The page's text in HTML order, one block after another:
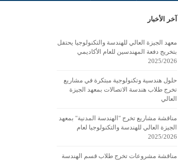
آخر الأخبار
معهد الجيزة العالي للهندسة والتكنولوجيا يحتفل
بتخريج دفعة المهندسين للعام الأكاديمي
2025/2026
حلول هندسية وتكنولوجية مبتكرة في مشاريع
تخرج طلاب هندسة الاتصالات بمعهد الجيزة
العالي
مناقشة مشاريع تخرج "الهندسة المدنية" بمعهد
الجيزة العالي للهندسة والتكنولوجيا لعام
2025/2026
مناقشة مشروعات تخرج طلاب قسم الهندسة